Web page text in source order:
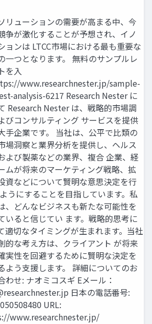
リューションの需要が高まる中、今
争が激化することが予想され、イノ
ョンは LTCC市場における最も重要な
一つとなります。 無料のサンプルレ
を入
www.researchnester.jp/sample-
analysis-6217 Research Nester に
Research Nester は、戦略的市場調
びコンサルティング サービスを提供
手企業です。 当社は、公平で比類の
場洞察と業界分析を提供し、ヘルス
よび製薬などの業界、複合 企業、経
ムが将来のマーケティング戦略、拡
資などについて賢明な意思決定を行
うにすることを目指しています。私
、どんなビジネスも新たな可能性を
いると信じてい ます。戦略的思考に
適切なタイミングが生まれます。当社
的な考え方は、クライアント が将来
実性を回避するために賢明な決定を
よう支援します。 詳細についてのお
わせ: ナオミコスギ Eメール：
日本の電話番号:
URL:
www.researchnester.jp/